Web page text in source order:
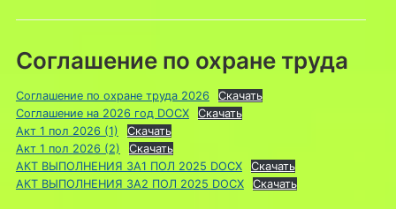
Соглашение по охране труда
Соглашение по охране труда 2026
Скачать
Соглашение на 2026 год DOCX
Скачать
Акт 1 пол 2026 (1)
Скачать
Акт 1 пол 2026 (2)
Скачать
АКТ ВЫПОЛНЕНИЯ ЗА1 ПОЛ 2025 DOCX
Скачать
АКТ ВЫПОЛНЕНИЯ ЗА2 ПОЛ 2025 DOCX
Скачать